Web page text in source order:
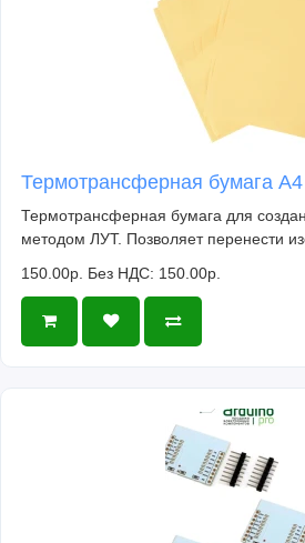
Термотрансферная бумага
Термотрансферная бумага для
методом ЛУТ. Позволяет перенести
150.00р. Без НДС: 150.00р.